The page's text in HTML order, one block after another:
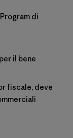
di
il bene
fiscale, deve